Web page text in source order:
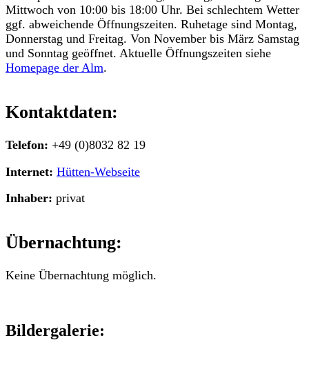
Mittwoch von 10:00 bis 18:00 Uhr. Bei schlechtem Wetter
ggf. abweichende Öffnungszeiten. Ruhetage sind Montag,
Donnerstag und Freitag. Von November bis März Samstag
und Sonntag geöffnet. Aktuelle Öffnungszeiten siehe
Homepage der Alm.
Kontaktdaten:
Telefon: +49 (0)8032 82 19
Internet: Hütten-Webseite
Inhaber: privat
Übernachtung:
Keine Übernachtung möglich.
Bildergalerie: